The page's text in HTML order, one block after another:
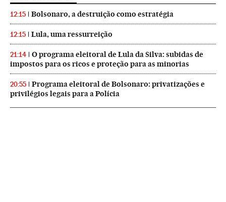
12:15 Bolsonaro, a destruição como estratégia
12:15 Lula, uma ressurreição
21:14
O programa eleitoral de Lula da Silva: subidas de
impostos para os ricos e proteção para as minorias
20:55
Programa eleitoral de Bolsonaro: privatizações e
privilégios legais para a Polícia